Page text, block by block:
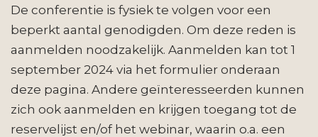
De conferentie is fysiek te volgen voor een
beperkt aantal genodigden. Om deze reden is
aanmelden noodzakelijk. Aanmelden kan tot 1
september 2024 via het formulier onderaan
deze pagina. Andere geïnteresseerden kunnen
zich ook aanmelden en krijgen toegang tot de
reservelijst en/of het webinar, waarin o.a. een